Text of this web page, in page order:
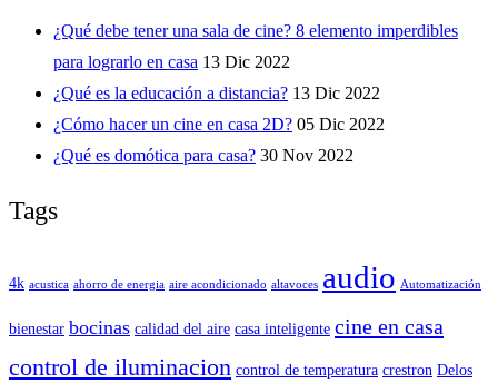
¿Qué debe tener una sala de cine? 8 elemento imperdibles
para lograrlo en casa 13 Dic 2022
¿Qué es la educación a distancia? 13 Dic 2022
¿Cómo hacer un cine en casa 2D? 05 Dic 2022
¿Qué es domótica para casa? 30 Nov 2022
Tags
4k acustica ahorro de energia aire acondicionado altavoces audio Automatización
bienestar bocinas calidad del aire casa inteligente cine en casa
control de iluminacion control de temperatura crestron Delos